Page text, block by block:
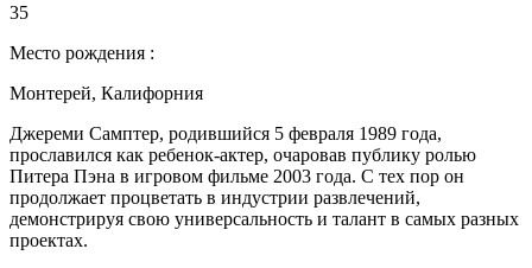
35
Место рождения :
Монтерей, Калифорния
Джереми Самптер, родившийся 5 февраля 1989 года,
прославился как ребенок-актер, очаровав публику ролью
Питера Пэна в игровом фильме 2003 года. С тех пор он
продолжает процветать в индустрии развлечений,
демонстрируя свою универсальность и талант в самых разных
проектах.